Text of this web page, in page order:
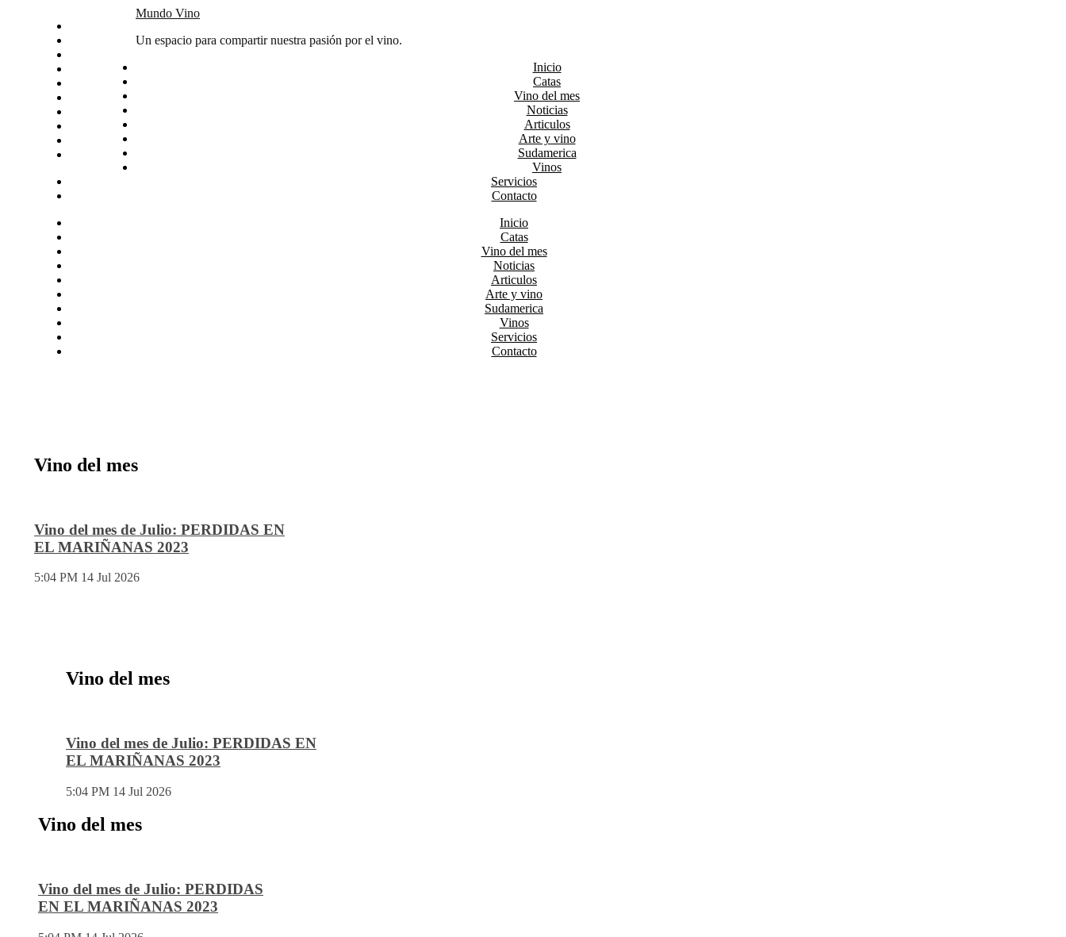
Arte y vino
Sudamerica
Mundo Vino
Un espacio para compartir nuestra pasión por el vino.
Inicio
Catas
Vino del mes
Noticias
Articulos
Arte y vino
Sudamerica
Vinos
Servicios
Contacto
Inicio
Catas
Vino del mes
Noticias
Articulos
Arte y vino
Sudamerica
Vinos
Servicios
Contacto
Vino del mes
Vino del mes de Julio: PERDIDAS EN
EL MARIÑANAS 2023
5:04 PM 14 Jul 2026
Vino del mes
Vino del mes de Julio: PERDIDAS EN
EL MARIÑANAS 2023
5:04 PM 14 Jul 2026
Vino del mes
Vino del mes de Julio: PERDIDAS
EN EL MARIÑANAS 2023